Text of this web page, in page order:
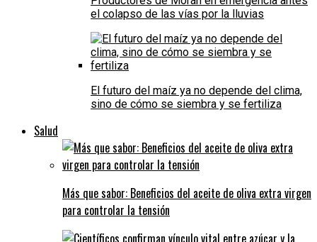
el colapso de las vías por la lluvias
El futuro del maíz ya no depende del clima,
sino de cómo se siembra y se fertiliza
Salud
Más que sabor: Beneficios del aceite de oliva extra virgen
para controlar la tensión